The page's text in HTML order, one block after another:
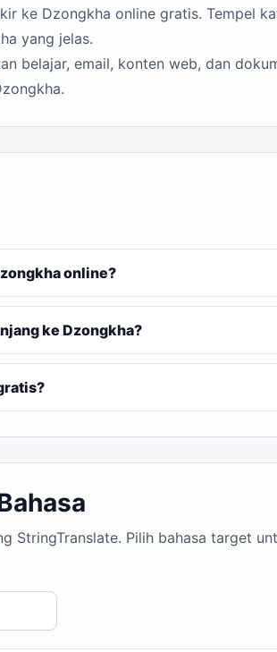
ke Dzongkha online gratis. Tempel
yang jelas.
belajar, email, konten web, dan
online?
ke Dzongkha?
StringTranslate. Pilih bahasa target